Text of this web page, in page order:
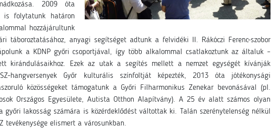
2009 óta
is folytatunk határon
hozzájárultunk
táboroztatásához, anyagi segítséget adtunk a felvidéki II. Rákóczi Ferenc-szobor
a KDNP győri csoportjával, így több alkalommal csatlakoztunk az általuk –
kirándulásaikhoz. Ezek az utak a segítés mellett a nemzet egységét kívánják
hangversenyek Győr kulturális színfoltját képezték, 2013 óta jótékonysági
közösségeket támogatunk a Győri Filharmonikus Zenekar bevonásával (pl.
Országos Egyesülete, Autista Otthon Alapítvány). A 25 év alatt számos olyan
győri lakosság számára is közérdeklődést váltottak ki. Talán szerénytelenség nélkül
tevékenysége elismert a városunkban.